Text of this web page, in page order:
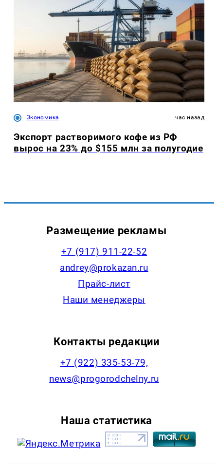
Экономика час назад
Экспорт растворимого кофе из РФ
вырос на 23% до $155 млн за полугодие
Размещение рекламы
+7 (917) 911-22-52
andrey@prokazan.ru
Прайс-лист
Наши менеджеры
Контакты редакции
+7 (922) 335-53-79,
news@progorodchelny.ru
Наша статистика